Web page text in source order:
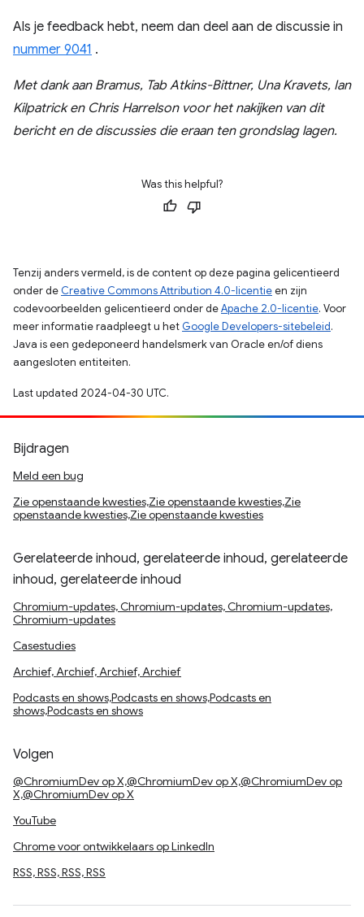
Als je feedback hebt, neem dan deel aan de discussie in
nummer 9041 .
Met dank aan Bramus, Tab Atkins-Bittner, Una Kravets, Ian
Kilpatrick en Chris Harrelson voor het nakijken van dit
bericht en de discussies die eraan ten grondslag lagen.
Was this helpful?
Tenzij anders vermeld, is de content op deze pagina gelicentieerd
onder de Creative Commons Attribution 4.0-licentieen zijn
codevoorbeelden gelicentieerd onder deApache 2.0-licentie. Voor
meer informatie raadpleegt u het Google Developers-sitebeleid.
Java is een gedeponeerd handelsmerk van Oracle en/of diens
aangesloten entiteiten.
Last updated 2024-04-30 UTC.
Bijdragen
Meld een bug
Zie openstaande kwesties,Zie openstaande kwesties,Zie
openstaande kwesties,Zie openstaande kwesties
Gerelateerde inhoud, gerelateerde inhoud, gerelateerde
inhoud, gerelateerde inhoud
Chromium-updates, Chromium-updates, Chromium-updates,
Chromium-updates
Casestudies
Archief, Archief, Archief, Archief
Podcasts en shows,Podcasts en shows,Podcasts en
shows,Podcasts en shows
Volgen
@ChromiumDev op X,@ChromiumDev op X,@ChromiumDev op
X,@ChromiumDev op X
YouTube
Chrome voor ontwikkelaars op LinkedIn
RSS, RSS, RSS, RSS